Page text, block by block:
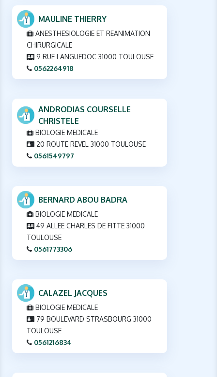
MAULINE THIERRY
ANESTHESIOLOGIE ET REANIMATION
CHIRURGICALE
9 RUE LANGUEDOC 31000 TOULOUSE
0562264918
ANDRODIAS COURSELLE
CHRISTELE
BIOLOGIE MEDICALE
20 ROUTE REVEL 31000 TOULOUSE
0561549797
BERNARD ABOU BADRA
BIOLOGIE MEDICALE
49 ALLEE CHARLES DE FITTE 31000
TOULOUSE
0561773306
CALAZEL JACQUES
BIOLOGIE MEDICALE
79 BOULEVARD STRASBOURG 31000
TOULOUSE
0561216834